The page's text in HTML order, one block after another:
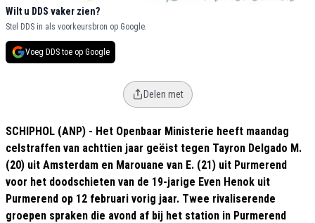
Wilt u DDS vaker zien?
Stel DDS in als voorkeursbron op Google.
Voeg DDS toe op Google
Delen met
SCHIPHOL (ANP) - Het Openbaar Ministerie heeft maandag
celstraffen van achttien jaar geëist tegen Tayron Delgado M.
(20) uit Amsterdam en Marouane van E. (21) uit Purmerend
voor het doodschieten van de 19-jarige Even Henok uit
Purmerend op 12 februari vorig jaar. Twee rivaliserende
groepen spraken die avond af bij het station in Purmerend